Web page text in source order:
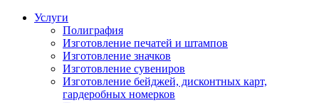
Услуги
Полиграфия
Изготовление печатей и штампов
Изготовление значков
Изготовление сувениров
Изготовление бейджей, дисконтных карт,
гардеробных номерков